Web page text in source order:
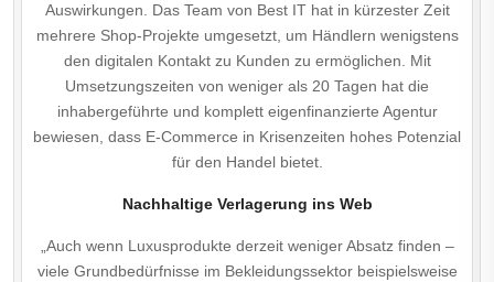
Auswirkungen. Das Team von Best IT hat in kürzester Zeit
mehrere Shop-Projekte umgesetzt, um Händlern wenigstens
den digitalen Kontakt zu Kunden zu ermöglichen. Mit
Umsetzungszeiten von weniger als 20 Tagen hat die
inhabergeführte und komplett eigenfinanzierte Agentur
bewiesen, dass E-Commerce in Krisenzeiten hohes Potenzial
für den Handel bietet.
Nachhaltige Verlagerung ins Web
„Auch wenn Luxusprodukte derzeit weniger Absatz finden –
viele Grundbedürfnisse im Bekleidungssektor beispielsweise